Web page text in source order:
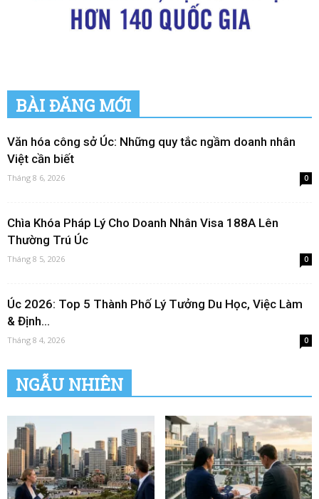
BÀI ĐĂNG MỚI
Văn hóa công sở Úc: Những quy tắc ngầm doanh nhân
Việt cần biết
Tháng 8 6, 2026 0
Chìa Khóa Pháp Lý Cho Doanh Nhân Visa 188A Lên
Thường Trú Úc
Tháng 8 5, 2026 0
Úc 2026: Top 5 Thành Phố Lý Tưởng Du Học, Việc Làm
& Định...
Tháng 8 4, 2026 0
NGẪU NHIÊN